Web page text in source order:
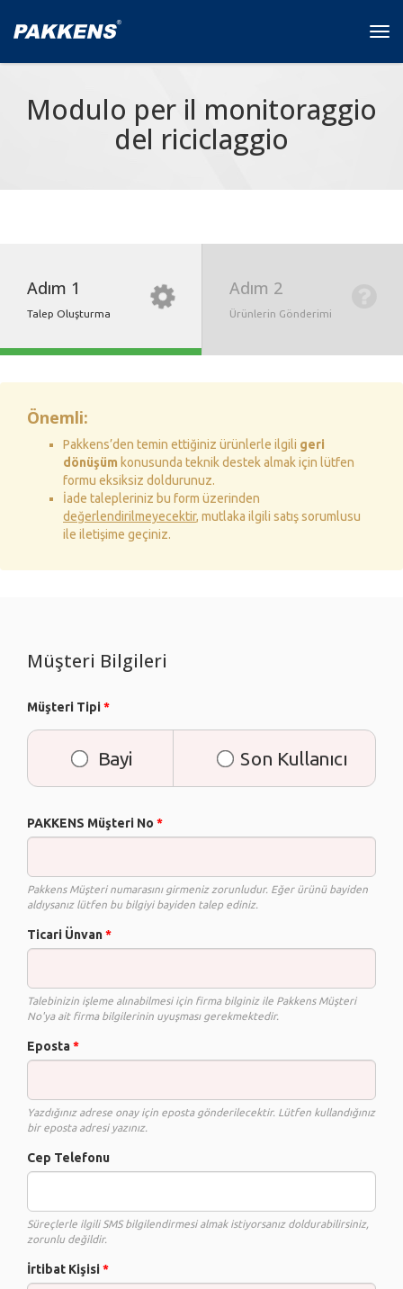
Modulo per il monitoraggio
del riciclaggio
Adım 1
Talep Oluşturma
Adım 2
Ürünlerin Gönderimi
Önemli:
Pakkens’den temin ettiğiniz ürünlerle ilgili geri
dönüşüm konusunda teknik destek almak için lütfen
formu eksiksiz doldurunuz.
İade talepleriniz bu form üzerinden
değerlendirilmeyecektir, mutlaka ilgili satış sorumlusu
ile iletişime geçiniz.
Müşteri Bilgileri
Müşteri Tipi*
Bayi Son Kullanıcı
PAKKENS Müşteri No *
Pakkens Müşteri numarasını girmeniz zorunludur. Eğer ürünü bayiden
aldıysanız lütfen bu bilgiyi bayiden talep ediniz.
Ticari Ünvan*
Talebinizin işleme alınabilmesi için firma bilginiz ile Pakkens Müşteri
No'ya ait firma bilgilerinin uyuşması gerekmektedir.
Eposta*
Yazdığınız adrese onay için eposta gönderilecektir. Lütfen kullandığınız
bir eposta adresi yazınız.
Cep Telefonu
Süreçlerle ilgili SMS bilgilendirmesi almak istiyorsanız doldurabilirsiniz,
zorunlu değildir.
İrtibat Kişisi*